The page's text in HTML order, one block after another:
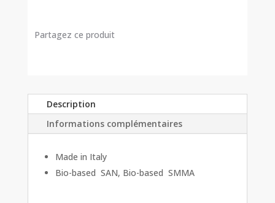
Partagez ce produit
Description
Informations complémentaires
Made in Italy
Bio-based SAN, Bio-based SMMA